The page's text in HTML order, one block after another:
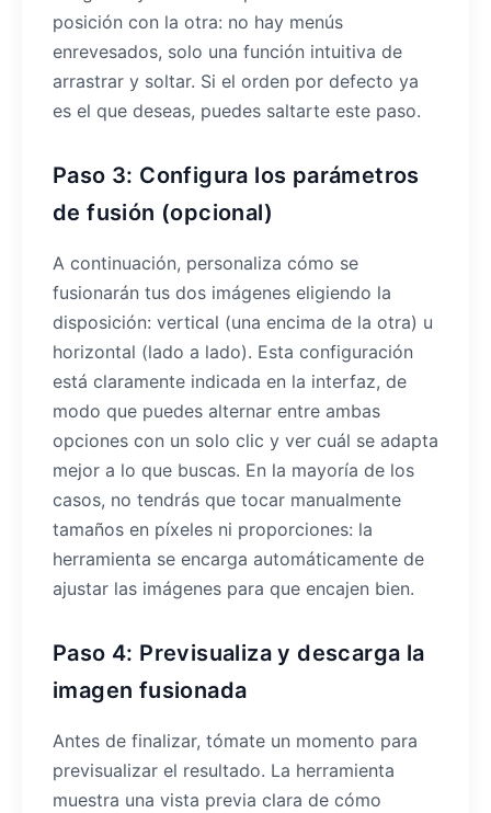
posición con la otra: no hay menús
enrevesados, solo una función intuitiva de
arrastrar y soltar. Si el orden por defecto ya
es el que deseas, puedes saltarte este paso.
Paso 3: Configura los parámetros
de fusión (opcional)
A continuación, personaliza cómo se
fusionarán tus dos imágenes eligiendo la
disposición: vertical (una encima de la otra) u
horizontal (lado a lado). Esta configuración
está claramente indicada en la interfaz, de
modo que puedes alternar entre ambas
opciones con un solo clic y ver cuál se adapta
mejor a lo que buscas. En la mayoría de los
casos, no tendrás que tocar manualmente
tamaños en píxeles ni proporciones: la
herramienta se encarga automáticamente de
ajustar las imágenes para que encajen bien.
Paso 4: Previsualiza y descarga la
imagen fusionada
Antes de finalizar, tómate un momento para
previsualizar el resultado. La herramienta
muestra una vista previa clara de cómo